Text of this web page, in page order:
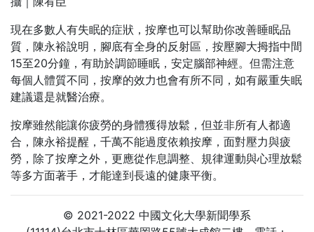
現在多數人有失眠的症狀，按摩也可以幫助你改善睡眠品
質，陳永裕說明，腳底有全身的反射區，按壓腳大拇指中間
15至20分鐘，有助於調節睡眠，安定腦部神經。但需注意
每個人體質不同，按摩的效力也會有所不同，如有嚴重失眠
建議還是就醫治療。
按摩雖然能讓你疲勞的身體獲得放鬆，但並非所有人都適
合，陳永裕提醒，千萬不能過度依賴按摩，面對壓力與疲
勞，除了按摩之外，更應從作息調整、規律運動與心理放鬆
等多方面著手，才能達到長遠的健康平衡。
© 2021-2022 中國文化大學新聞學系